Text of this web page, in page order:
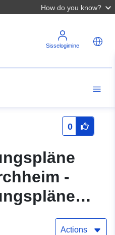
How do you know?
Sisselogimine
0
-
Actions